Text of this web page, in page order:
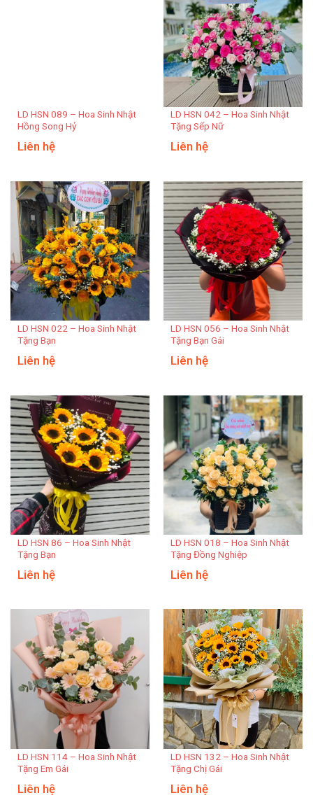
LD HSN 089 – Hoa Sinh Nhật
Hồng Song Hỷ
Liên hệ
LD HSN 042 – Hoa Sinh Nhật
Tặng Sếp Nữ
Liên hệ
LD HSN 022 – Hoa Sinh Nhật
Tặng Bạn
Liên hệ
LD HSN 056 – Hoa Sinh Nhật
Tặng Bạn Gái
Liên hệ
LD HSN 86 – Hoa Sinh Nhật
Tặng Bạn
Liên hệ
LD HSN 018 – Hoa Sinh Nhật
Tặng Đồng Nghiệp
Liên hệ
LD HSN 114 – Hoa Sinh Nhật
Tặng Em Gái
Liên hệ
LD HSN 132 – Hoa Sinh Nhật
Tặng Chị Gái
Liên hệ